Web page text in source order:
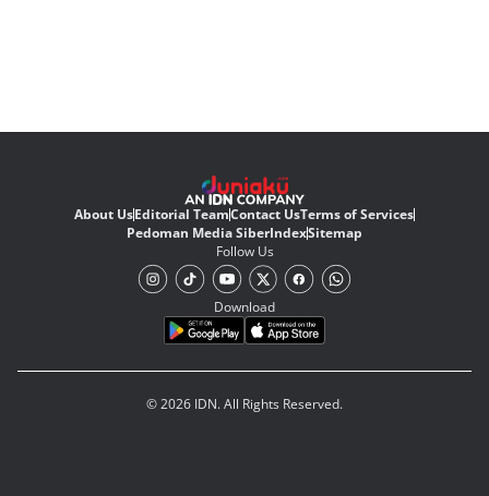
About UsEditorial TeamContact UsTerms of Services
Pedoman Media SiberIndexSitemap
Follow Us
Download
© 2026 IDN. All Rights Reserved.